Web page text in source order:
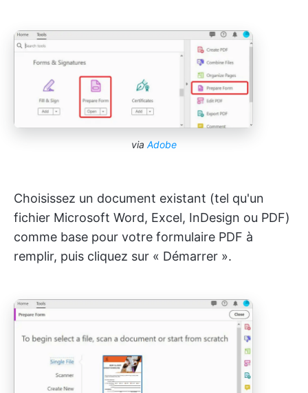
via Adobe
Choisissez un document existant (tel qu'un
fichier Microsoft Word, Excel, InDesign ou PDF)
comme base pour votre formulaire PDF à
remplir, puis cliquez sur « Démarrer ».